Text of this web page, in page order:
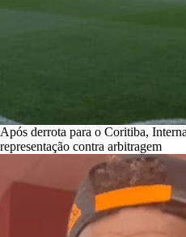
Após derrota para o Coritiba,
representação contra arbitragem